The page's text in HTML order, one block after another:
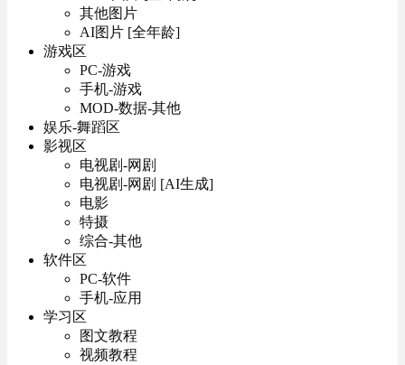
其他图片
AI图片 [全年龄]
游戏区
PC-游戏
手机-游戏
MOD-数据-其他
娱乐-舞蹈区
影视区
电视剧-网剧
电视剧-网剧 [AI生成]
电影
特摄
综合-其他
软件区
PC-软件
手机-应用
学习区
图文教程
视频教程